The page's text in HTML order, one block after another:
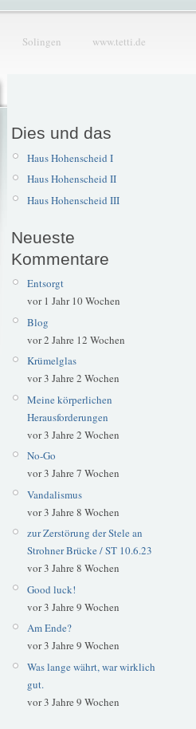
Solingen www.tetti.de
Dies und das
Haus Hohenscheid I
Haus Hohenscheid II
Haus Hohenscheid III
Neueste
Kommentare
Entsorgt
vor 1 Jahr 10 Wochen
Blog
vor 2 Jahre 12 Wochen
Krümelglas
vor 3 Jahre 2 Wochen
Meine körperlichen
Herausforderungen
vor 3 Jahre 2 Wochen
No-Go
vor 3 Jahre 7 Wochen
Vandalismus
vor 3 Jahre 8 Wochen
zur Zerstörung der Stele an
Strohner Brücke / ST 10.6.23
vor 3 Jahre 8 Wochen
Good luck!
vor 3 Jahre 9 Wochen
Am Ende?
vor 3 Jahre 9 Wochen
Was lange währt, war wirklich
gut.
vor 3 Jahre 9 Wochen